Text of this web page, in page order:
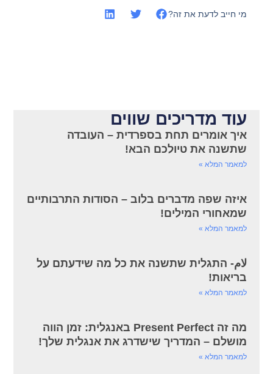
מי חייב לדעת את זה?
עוד מדריכים שווים
איך אומרים תחת בספרדית – העובדה
שתשנה את טיולכם הבא!
למאמר המלא »
איזה שפה מדברים בלוב – הסודות התרבותיים
שמאחורי המילים!
למאמר המלא »
لام- התגלית שתשנה את כל מה שידעתם על
בריאות!
למאמר המלא »
מה זה Present Perfect באנגלית: זמן הווה
מושלם – המדריך שישדרג את אנגלית שלך!
למאמר המלא »